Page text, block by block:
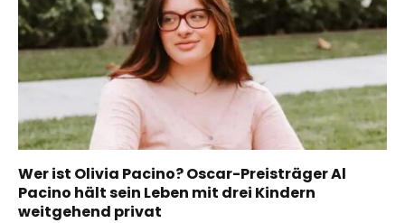
Wer ist Olivia Pacino? Oscar-Preisträger Al
Pacino hält sein Leben mit drei Kindern
weitgehend privat